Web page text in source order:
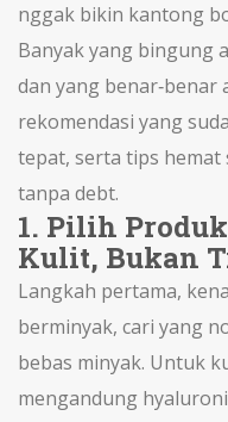
nggak bikin kantong
Banyak yang bingung
dan yang benar‑benar
rekomendasi yang
tepat, serta tips
tanpa debt.
1. Pilih
Kulit, Bukan
Langkah pertama,
berminyak, cari yang
bebas minyak. Untuk
mengandung